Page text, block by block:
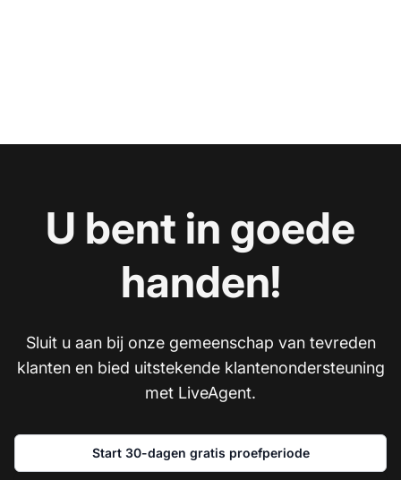
U bent in goede
handen!
Sluit u aan bij onze gemeenschap van tevreden
klanten en bied uitstekende klantenondersteuning
met LiveAgent.
Start 30-dagen gratis proefperiode